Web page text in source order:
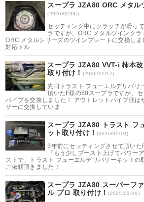
スープラ JZA80 ORC メタル
(2026/02/06)
セッティング中にクラッチが滑っ
ラですが、ORC メタルツインクラ
ORC メタルシリーズのツインプレートに交換し
対応トル
スープラ JZA80 VVT-i 柿本
取り付け！ (2026/01/17)
先日トラスト フューエルデリバリ
頂いたF様の80スープラですが、
パイプを交換しました！ アウトレットパイプ側は
ザーに交換していま
スープラ JZA80 トラスト フ
ット取り付け！(2026/01/10)
3年前にセッティングさせて頂いた
『もう少しブースト上げてパワー
ストで、トラスト フューエルデリバリーキットの
ご依頼頂きました！
スープラ JZA80 スーパーフ
ル プロ 取り付け！(2025/03/19)